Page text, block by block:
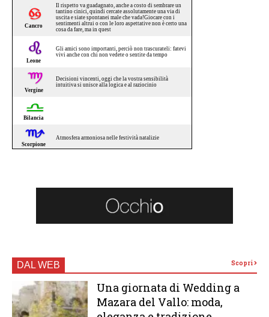
DAL WEB Scopri
Una giornata di Wedding a
Mazara del Vallo: moda,